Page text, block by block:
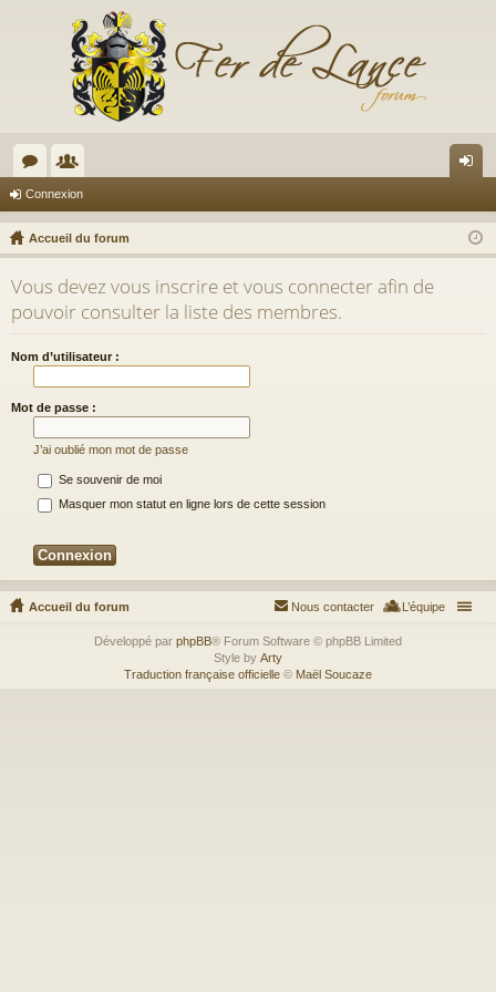
or
u
m
s
e
m
br
es
ne
xi
Connexion
Accueil du forum
Vous devez vous inscrire et vous connecter afin de
pouvoir consulter la liste des membres.
Nom d’utilisateur :
Mot de passe :
J’ai oublié mon mot de passe
Se souvenir de moi
Masquer mon statut en ligne lors de cette session
Accueil du forum L’équipe
Nous contacter
Développé par phpBB® Forum Software © phpBB Limited
Style by Arty
Traduction française officielle © Maël Soucaze